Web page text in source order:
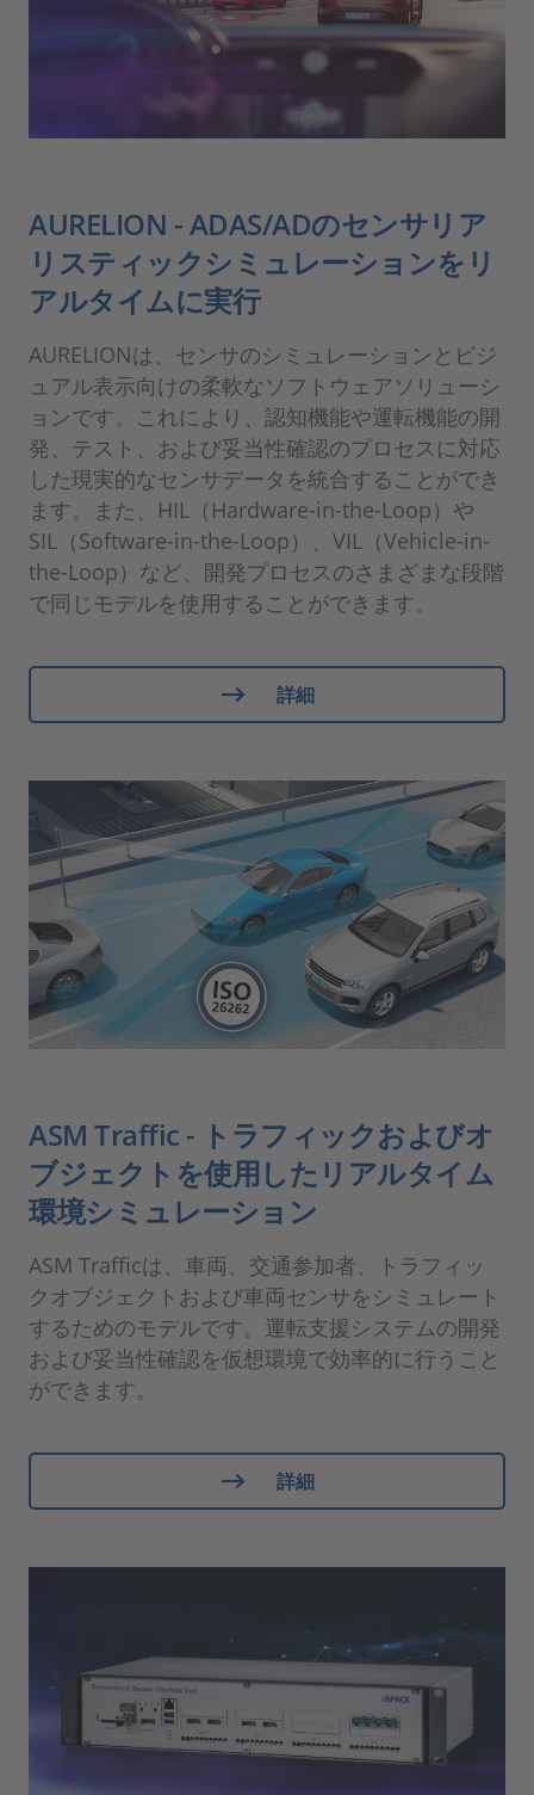
AURELION - ADAS/ADのセンサリア
リスティックシミュレーションをリ
アルタイムに実行
AURELIONは、センサのシミュレーションとビジ
ュアル表示向けの柔軟なソフトウェアソリューシ
ョンです。これにより、認知機能や運転機能の開
発、テスト、および妥当性確認のプロセスに対応
した現実的なセンサデータを統合することができ
ます。また、HIL（Hardware-in-the-Loop）や
SIL（Software-in-the-Loop）、VIL（Vehicle-in-
the-Loop）など、開発プロセスのさまざまな段階
で同じモデルを使用することができます。
詳細
ASM Traffic - トラフィックおよびオ
ブジェクトを使用したリアルタイム
環境シミュレーション
ASM Trafficは、車両、交通参加者、トラフィッ
クオブジェクトおよび車両センサをシミュレート
するためのモデルです。運転支援システムの開発
および妥当性確認を仮想環境で効率的に行うこと
ができます。
詳細